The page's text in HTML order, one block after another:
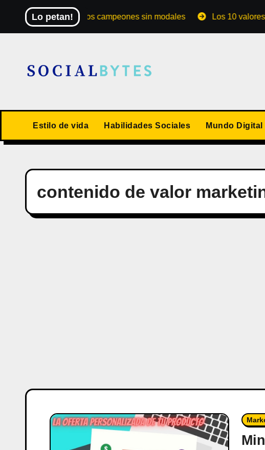
contenido
Lo petan!
El Mundial de los campeones sin modales Los 10 valores
Estilo de vida Habilidades Sociales Mundo Digital
contenido de valor